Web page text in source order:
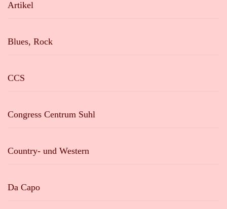
Artikel
Blues, Rock
CCS
Congress Centrum Suhl
Country- und Western
Da Capo